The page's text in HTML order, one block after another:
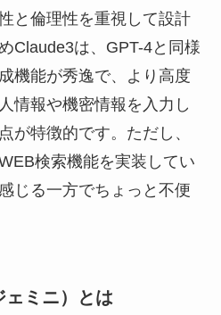
と倫理性を重視して設計
Claude3は、GPT-4と同様
機能が秀逸で、より高度
情報や機密情報を入力し
が特徴的です。ただし、
検索機能を実装してい
じる一方でちょっと不便
ミニ）とは